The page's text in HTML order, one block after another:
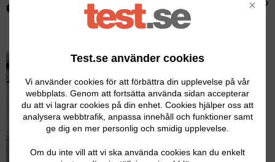
×
Test.se använder cookies
Vi använder cookies för att förbättra din upplevelse på vår
webbplats. Genom att fortsätta använda sidan accepterar
du att vi lagrar cookies på din enhet. Cookies hjälper oss att
analysera webbtrafik, anpassa innehåll och funktioner samt
ge dig en mer personlig och smidig upplevelse.
Om du inte vill att vi ska använda cookies kan du enkelt
Defa Termini II 1200